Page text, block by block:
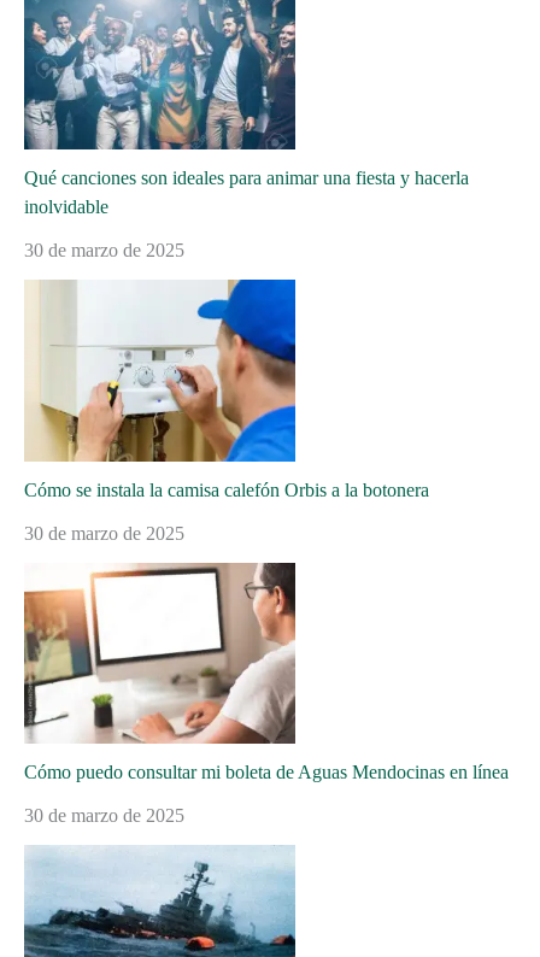
Qué canciones son ideales para animar una fiesta y hacerla
inolvidable
30 de marzo de 2025
Cómo se instala la camisa calefón Orbis a la botonera
30 de marzo de 2025
Cómo puedo consultar mi boleta de Aguas Mendocinas en línea
30 de marzo de 2025